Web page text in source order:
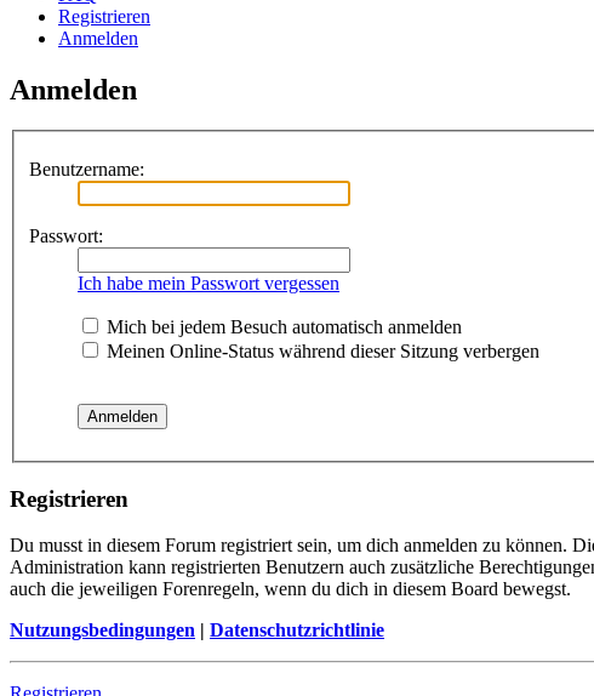
Registrieren
Anmelden
Anmelden
Benutzername:
Passwort:
Ich habe mein Passwort vergessen
Mich bei jedem Besuch automatisch anmelden
Meinen Online-Status während dieser Sitzung verbergen
Registrieren
Du musst in diesem Forum registriert sein, um dich anmelden zu können.
Administration kann registrierten Benutzern auch zusätzliche
auch die jeweiligen Forenregeln, wenn du dich in diesem Board bewegst.
Nutzungsbedingungen | Datenschutzrichtlinie